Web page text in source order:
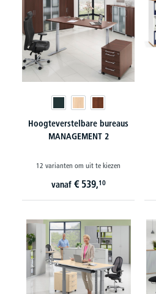
Hoogteverstelbare bureaus
MANAGEMENT 2
12 varianten om uit te kiezen
vanaf € 539,10